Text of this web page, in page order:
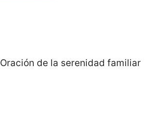
Oración de la serenidad familiar